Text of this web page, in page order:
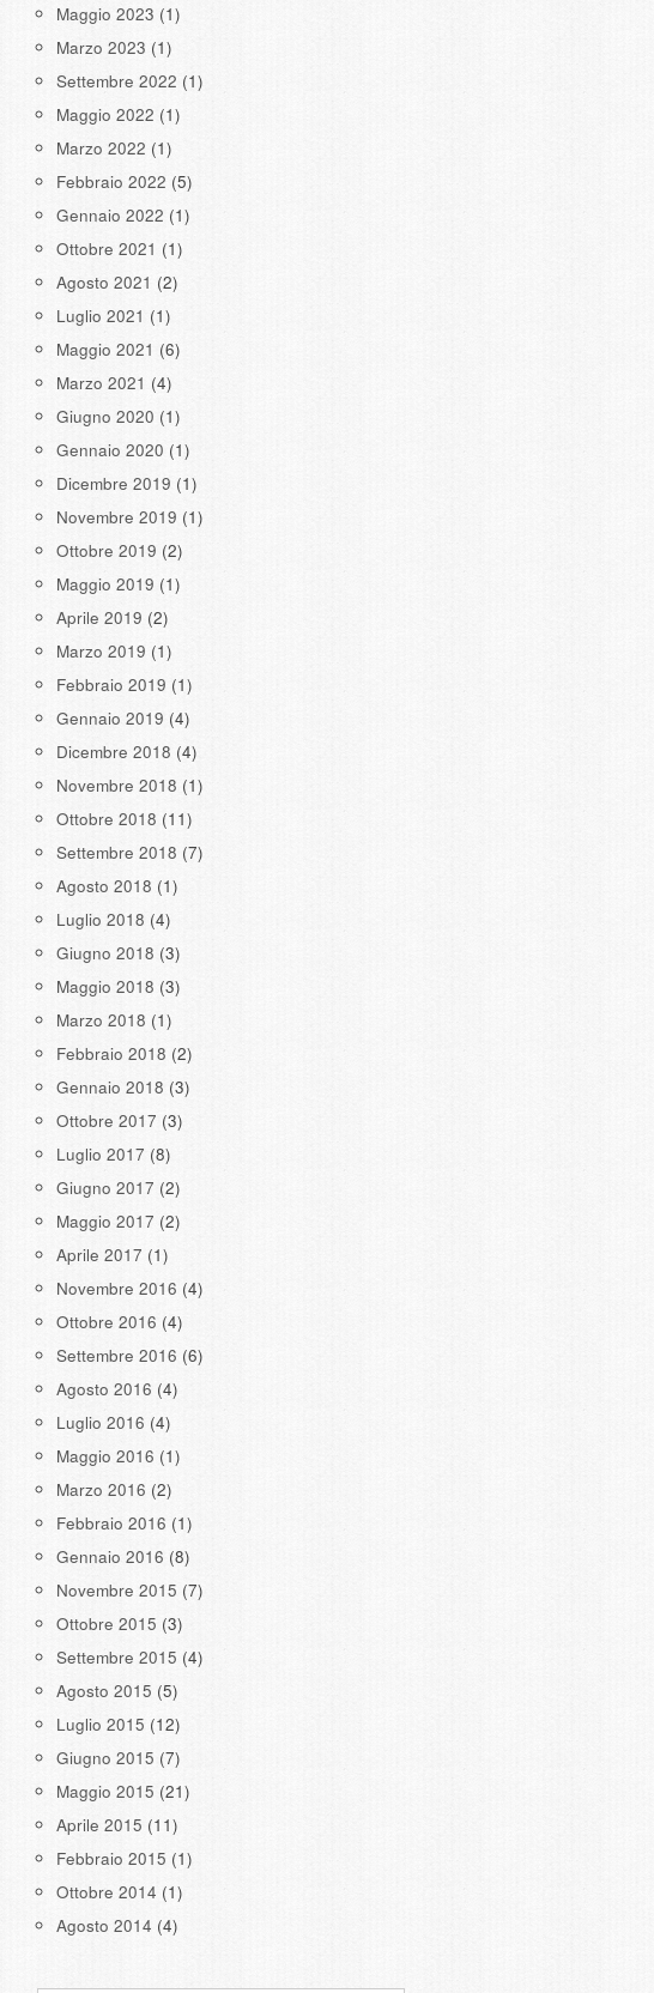
Maggio 2023 (1)
Marzo 2023 (1)
Settembre 2022 (1)
Maggio 2022 (1)
Marzo 2022 (1)
Febbraio 2022 (5)
Gennaio 2022 (1)
Ottobre 2021 (1)
Agosto 2021 (2)
Luglio 2021 (1)
Maggio 2021 (6)
Marzo 2021 (4)
Giugno 2020 (1)
Gennaio 2020 (1)
Dicembre 2019 (1)
Novembre 2019 (1)
Ottobre 2019 (2)
Maggio 2019 (1)
Aprile 2019 (2)
Marzo 2019 (1)
Febbraio 2019 (1)
Gennaio 2019 (4)
Dicembre 2018 (4)
Novembre 2018 (1)
Ottobre 2018 (11)
Settembre 2018 (7)
Agosto 2018 (1)
Luglio 2018 (4)
Giugno 2018 (3)
Maggio 2018 (3)
Marzo 2018 (1)
Febbraio 2018 (2)
Gennaio 2018 (3)
Ottobre 2017 (3)
Luglio 2017 (8)
Giugno 2017 (2)
Maggio 2017 (2)
Aprile 2017 (1)
Novembre 2016 (4)
Ottobre 2016 (4)
Settembre 2016 (6)
Agosto 2016 (4)
Luglio 2016 (4)
Maggio 2016 (1)
Marzo 2016 (2)
Febbraio 2016 (1)
Gennaio 2016 (8)
Novembre 2015 (7)
Ottobre 2015 (3)
Settembre 2015 (4)
Agosto 2015 (5)
Luglio 2015 (12)
Giugno 2015 (7)
Maggio 2015 (21)
Aprile 2015 (11)
Febbraio 2015 (1)
Ottobre 2014 (1)
Agosto 2014 (4)